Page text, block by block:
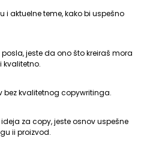
i aktuelne teme, kako bi uspešno
jeste da ono što kreiraš mora
kvalitetno.
bez kvalitetnog copywritinga.
za copy, jeste osnov uspešne
ii proizvod.